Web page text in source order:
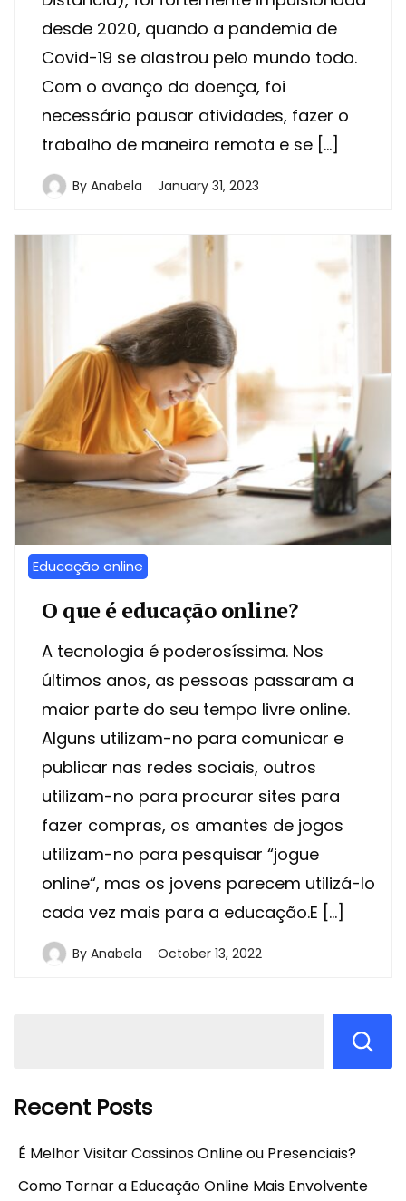
desde 2020, quando a pandemia de
Covid-19 se alastrou pelo mundo todo.
Com o avanço da doença, foi
necessário pausar atividades, fazer o
trabalho de maneira remota e se […]
By Anabela January 31, 2023
Educação online
O que é educação online?
A tecnologia é poderosíssima. Nos
últimos anos, as pessoas passaram a
maior parte do seu tempo livre online.
Alguns utilizam-no para comunicar e
publicar nas redes sociais, outros
utilizam-no para procurar sites para
fazer compras, os amantes de jogos
utilizam-no para pesquisar “jogue
online“, mas os jovens parecem utilizá-lo
cada vez mais para a educação.E […]
By Anabela October 13, 2022
Recent Posts
É Melhor Visitar Cassinos Online ou Presenciais?
Como Tornar a Educação Online Mais Envolvente